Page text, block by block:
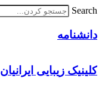
Search
دانشنامه
کلینیک زیبایی ایرانیان